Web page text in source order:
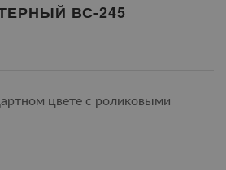
ВС-245
цвете с роликовыми